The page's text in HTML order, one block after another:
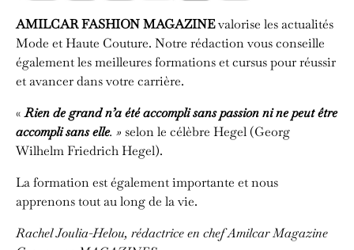
AMILCAR FASHION MAGAZINEvalorise les actualités
Mode et Haute Couture. Notre rédaction vous conseille
également les meilleures formations et cursus pour réussir
et avancer dans votre carrière.
«Rien de grand n’a été accompli sans passion ni ne peut être
accompli sans elle. » selon le célèbre Hegel (Georg
Wilhelm Friedrich Hegel).
La formation est également importante et nous
apprenons tout au long de la vie.
Rachel Joulia-Helou, rédactrice en chefAmilcar Magazine